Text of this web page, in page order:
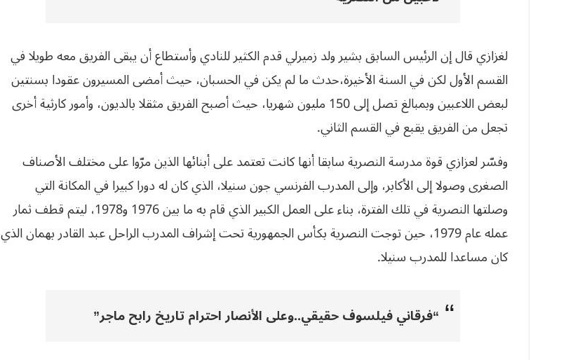
لغزازي قال إن الرئيس السابق بشير ولد زميرلي قدم الكثير للنادي وأستطاع أن يبقى الفريق معه طويلا في
القسم الأول لكن في السنة الأخيرة،حدث ما لم يكن في الحسبان، حيث أمضى المسيرون عقودا بسنتين
لبعض اللاعبين وبمبالغ تصل إلى 150 مليون شهريا، حيث أصبح الفريق مثقلا بالديون، وأمور كارثية أخرى
تجعل من الفريق يقبع في القسم الثاني.
وفسّر لعزازي قوة مدرسة النصرية سابقا أنها كانت تعتمد على أبنائها الذين مرّوا على مختلف الأصناف
الصغرى وصولا إلى الأكابر، وإلى المدرب الفرنسي جون سنيلا، الذي كان له دورا كبيرا في المكانة التي
وصلتها النصرية في تلك الفترة، بناء على العمل الكبير الذي قام به ما بين 1976 و1978، ليتم قطف ثمار
عمله عام 1979، حين توجت النصرية بكأس الجمهورية تحت إشراف المدرب الراحل عبد القادر بهمان الذي
كان مساعدا للمدرب سنيلا.
“فرقاني فيلسوف حقيقي..وعلى الأنصار احترام تاريخ رابح ماجر”